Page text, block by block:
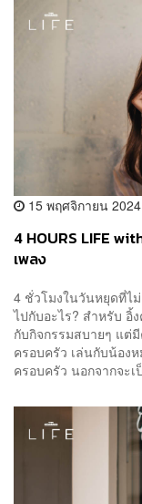
15 พฤศจิกายน 2024
4 HOURS LIFE
เพลง
4 ชั่วโมงในวันหยุดที่ไ
ไปกับอะไร? สำหรับ อิ้
กับกิจกรรมสบายๆ แต่
ครอบครัว เล่นกับน้อ
ครอบครัว นอกจากจะ